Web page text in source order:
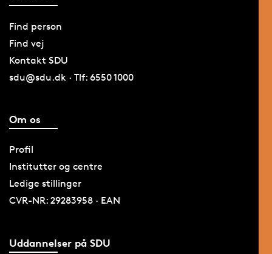
Find person
Find vej
Kontakt SDU
sdu@sdu.dk · Tlf: 6550 1000
Om os
Profil
Institutter og centre
Ledige stillinger
CVR-NR: 29283958 · EAN
Uddannelser på SDU